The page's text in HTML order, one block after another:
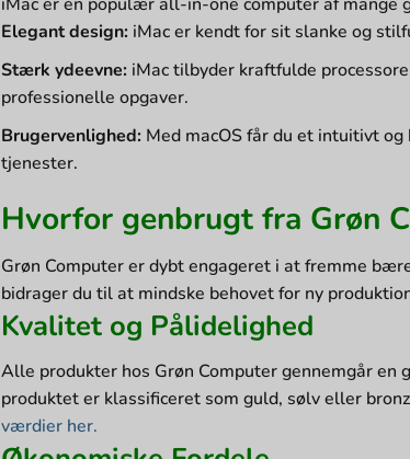
iMac er en populær all-in-one computer af mange
Elegant design: iMac er kendt for sit slanke og
Stærk ydeevne: iMac tilbyder kraftfulde
professionelle opgaver.
Brugervenlighed: Med macOS får du et intuitivt
tjenester.
Hvorfor genbrugt fra Grøn
Grøn Computer er dybt engageret i at fremme
bidrager du til at mindske behovet for ny
Kvalitet og Pålidelighed
Alle produkter hos Grøn Computer gennemgår
produktet er klassificeret som guld, sølv eller
værdier her.